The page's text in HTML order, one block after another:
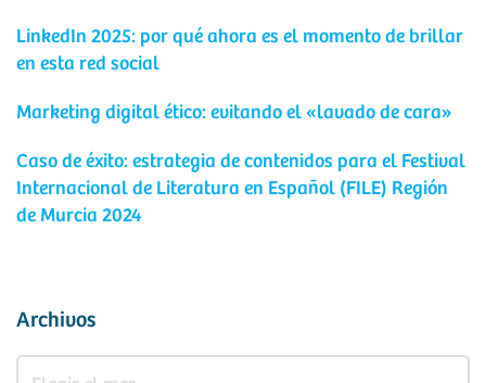
LinkedIn 2025: por qué ahora es el momento de brillar
en esta red social
Marketing digital ético: evitando el «lavado de cara»
Caso de éxito: estrategia de contenidos para el Festival
Internacional de Literatura en Español (FILE) Región
de Murcia 2024
Archivos